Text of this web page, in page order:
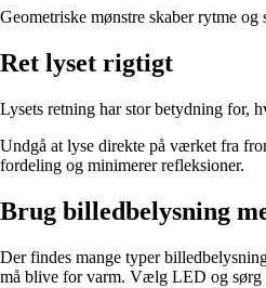
Geometriske mønstre skaber rytme og
Ret lyset rigtigt
Lysets retning har stor betydning for,
Undgå at lyse direkte på værket fra
fordeling og minimerer refleksioner.
Brug billedbelysning
Der findes mange typer
må blive for varm. Vælg LED og sørg